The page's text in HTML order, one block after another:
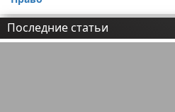
Последние статьи